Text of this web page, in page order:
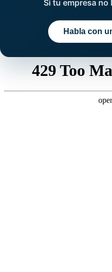
Si tu empresa
Habla con